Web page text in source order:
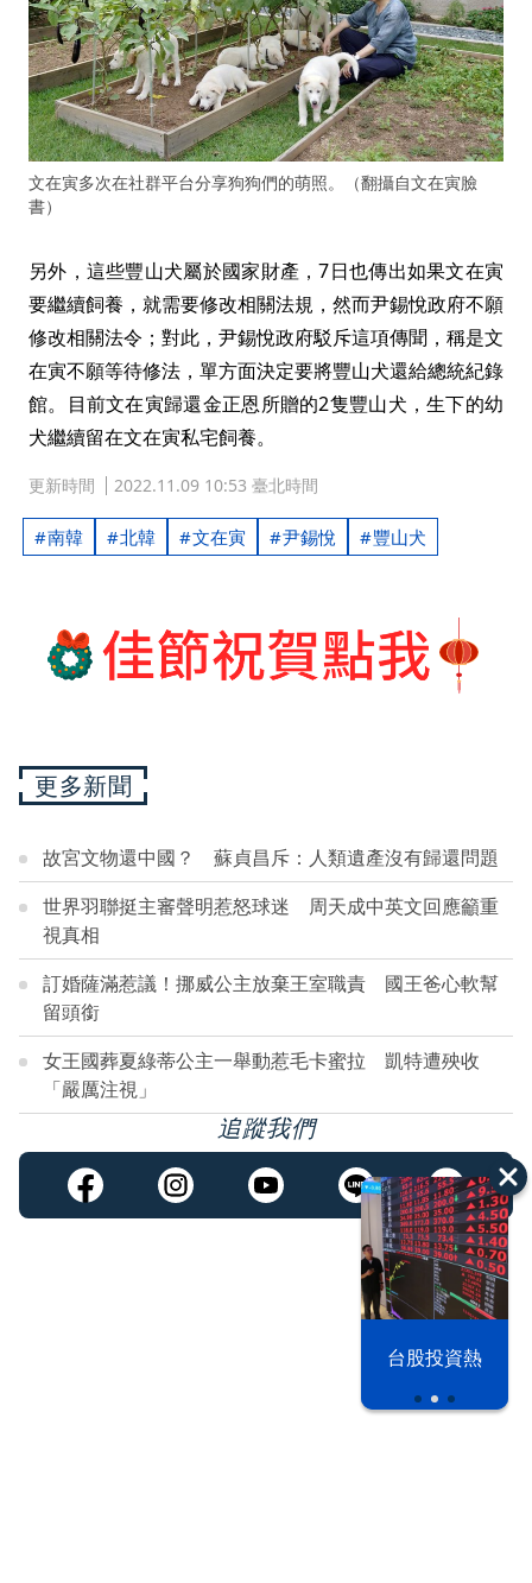
台股投資熱
文在寅多次在社群平台分享狗狗們的萌照。（翻攝自文在寅臉
書）
另外，這些豐山犬屬於國家財產，7日也傳出如果文在寅
要繼續飼養，就需要修改相關法規，然而尹錫悅政府不願
修改相關法令；對此，尹錫悅政府駁斥這項傳聞，稱是文
在寅不願等待修法，單方面決定要將豐山犬還給總統紀錄
館。目前文在寅歸還金正恩所贈的2隻豐山犬，生下的幼
犬繼續留在文在寅私宅飼養。
更新時間 2022.11.09 10:53 臺北時間
南韓 北韓 文在寅 尹錫悅 豐山犬
更多新聞
故宮文物還中國？ 蘇貞昌斥：人類遺產沒有歸還問題
世界羽聯挺主審聲明惹怒球迷 周天成中英文回應籲重
視真相
訂婚薩滿惹議！挪威公主放棄王室職責 國王爸心軟幫
留頭銜
女王國葬夏綠蒂公主一舉動惹毛卡蜜拉 凱特遭殃收
「嚴厲注視」
追蹤我們